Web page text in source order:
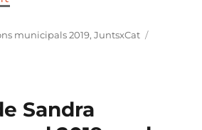
municipals 2019,JuntsxCat
PlanasSandra